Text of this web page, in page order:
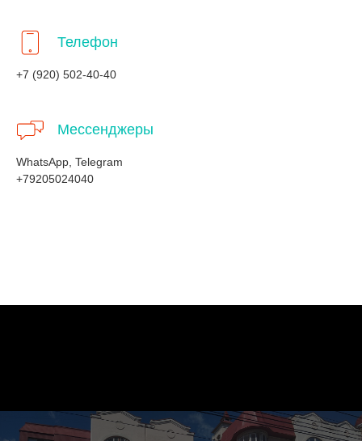
Телефон
+7 (920) 502-40-40
Мессенджеры
WhatsApp, Telegram
+79205024040